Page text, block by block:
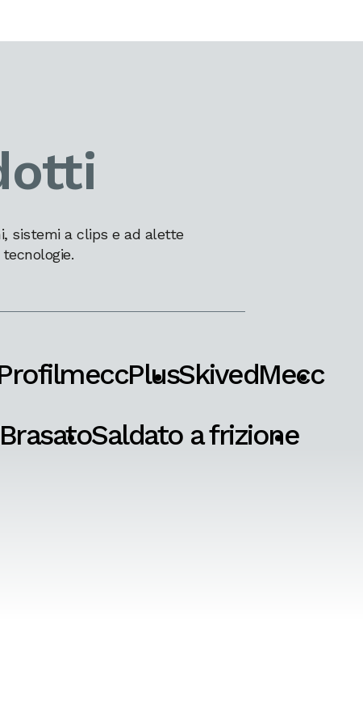
sistemi a clips e ad alette
SkivedMecc
Saldato a frizione